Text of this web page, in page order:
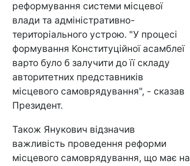
реформування системи місцевої
влади та адміністративно-
територіального устрою. "У процесі
формування Конституційної асамблеї
варто було б залучити до її складу
авторитетних представників
місцевого самоврядування", - сказав
Президент.
Також Янукович відзначив
важливість проведення реформи
місцевого самоврядування, що має на